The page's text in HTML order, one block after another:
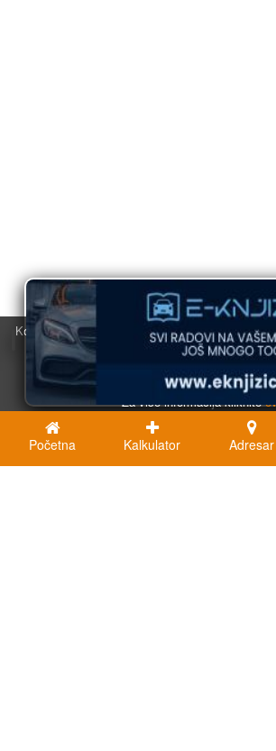
Koristimo kolačiće u svrhu boljeg korisničkog
saglasni ste sa njihovom
U redu
Za više informacija kliknite
Početna Kalkulator Adresar